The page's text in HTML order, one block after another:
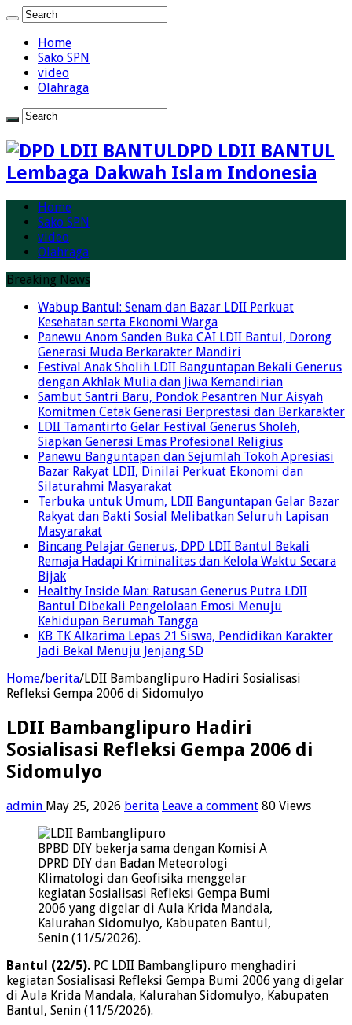
Home
Sako SPN
video
Olahraga
DPD LDII BANTUL
Lembaga Dakwah Islam Indonesia
Home
Sako SPN
video
Olahraga
Breaking News
Wabup Bantul: Senam dan Bazar LDII Perkuat
Kesehatan serta Ekonomi Warga
Panewu Anom Sanden Buka CAI LDII Bantul, Dorong
Generasi Muda Berkarakter Mandiri
Festival Anak Sholih LDII Banguntapan Bekali Generus
dengan Akhlak Mulia dan Jiwa Kemandirian
Sambut Santri Baru, Pondok Pesantren Nur Aisyah
Komitmen Cetak Generasi Berprestasi dan Berkarakter
LDII Tamantirto Gelar Festival Generus Sholeh,
Siapkan Generasi Emas Profesional Religius
Panewu Banguntapan dan Sejumlah Tokoh Apresiasi
Bazar Rakyat LDII, Dinilai Perkuat Ekonomi dan
Silaturahmi Masyarakat
Terbuka untuk Umum, LDII Banguntapan Gelar Bazar
Rakyat dan Bakti Sosial Melibatkan Seluruh Lapisan
Masyarakat
Bincang Pelajar Generus, DPD LDII Bantul Bekali
Remaja Hadapi Kriminalitas dan Kelola Waktu Secara
Bijak
Healthy Inside Man: Ratusan Generus Putra LDII
Bantul Dibekali Pengelolaan Emosi Menuju
Kehidupan Berumah Tangga
KB TK Alkarima Lepas 21 Siswa, Pendidikan Karakter
Jadi Bekal Menuju Jenjang SD
Home/berita/LDII Bambanglipuro Hadiri Sosialisasi
Refleksi Gempa 2006 di Sidomulyo
LDII Bambanglipuro Hadiri
Sosialisasi Refleksi Gempa 2006 di
Sidomulyo
admin May 25, 2026 berita Leave a comment 80 Views
BPBD DIY bekerja sama dengan Komisi A
DPRD DIY dan Badan Meteorologi
Klimatologi dan Geofisika menggelar
kegiatan Sosialisasi Refleksi Gempa Bumi
2006 yang digelar di Aula Krida Mandala,
Kalurahan Sidomulyo, Kabupaten Bantul,
Senin (11/5/2026).
Bantul (22/5). PC LDII Bambanglipuro menghadiri
kegiatan Sosialisasi Refleksi Gempa Bumi 2006 yang digelar
di Aula Krida Mandala, Kalurahan Sidomulyo, Kabupaten
Bantul, Senin (11/5/2026).